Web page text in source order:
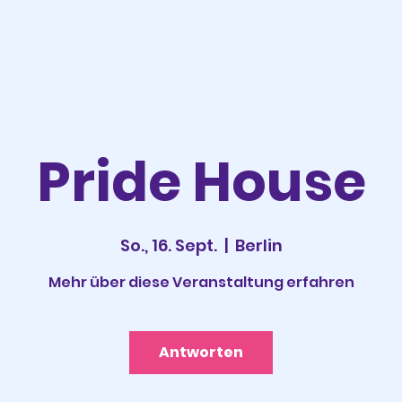
Pride House
So., 16. Sept.
  |
Berlin
Mehr über diese Veranstaltung erfahren
Antworten